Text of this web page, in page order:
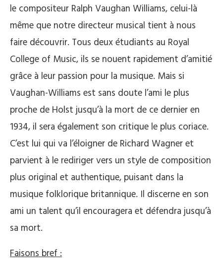
le compositeur Ralph Vaughan Williams, celui-là
même que notre directeur musical tient à nous
faire découvrir. Tous deux étudiants au Royal
College of Music, ils se nouent rapidement d’amitié
grâce à leur passion pour la musique. Mais si
Vaughan-Williams est sans doute l’ami le plus
proche de Holst jusqu’à la mort de ce dernier en
1934, il sera également son critique le plus coriace.
C’est lui qui va l’éloigner de Richard Wagner et
parvient à le rediriger vers un style de composition
plus original et authentique, puisant dans la
musique folklorique britannique. Il discerne en son
ami un talent qu’il encouragera et défendra jusqu’à
sa mort.
Faisons bref :